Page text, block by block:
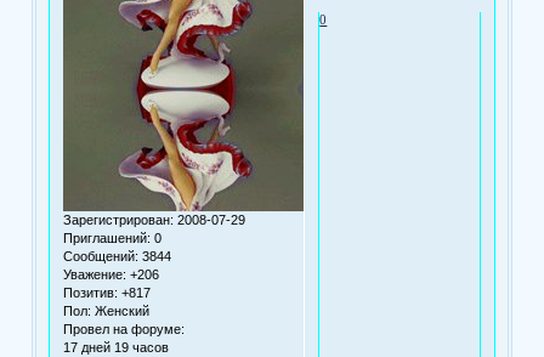
Зарегистрирован: 2008-07-29
Приглашений: 0
Сообщений: 3844
Уважение: +206
Позитив: +817
Пол: Женский
Провел на форуме:
17 дней 19 часов
0